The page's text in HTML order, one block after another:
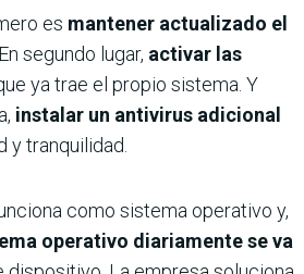
es mantener actualizado el
En segundo lugar, activar las
ya trae el propio sistema. Y
instalar un antivirus adicional
y tranquilidad.
como sistema operativo y,
operativo diariamente se va